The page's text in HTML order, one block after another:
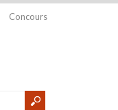
Concours